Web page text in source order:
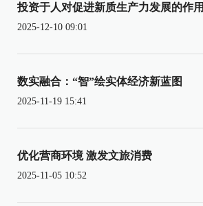
投资于人对促进新质生产力发展的作用
2025-12-10 09:01
数实融合：“智”绘实体经济新蓝图
2025-11-19 15:41
优化营商环境 激发文旅消费
2025-11-05 10:52